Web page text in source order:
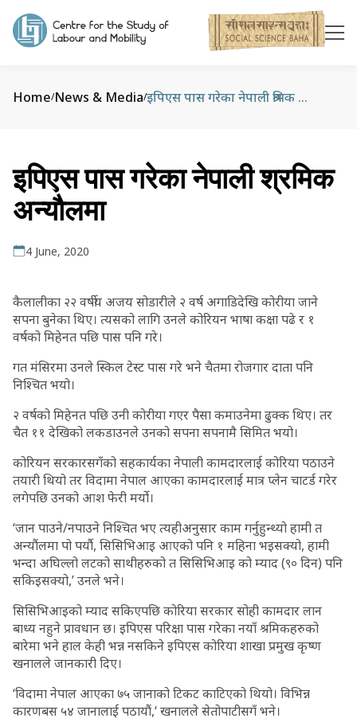
Home/News & Media/ इपिएस पास गरेका नेपाली श्रमिक अन्यौलमा
इपिएस पास गरेका नेपाली श्रमिक
अन्यौलमा
4 June, 2020
कैलालीका २२ वर्षीय अजय सोडारीले २ वर्ष अगाडिदेखि कोरीया जाने
सपना बुनेका थिए। त्यसको लागि उनले कोरियन भाषा कक्षा पढे र १
वर्षको मिहेनत पछि पास पनि गरे।
गत मंसिरमा उनले स्किल टेस्ट पास गरे भने चैतमा रोजगार दाता पनि
निश्चित भयो।
२ वर्षको मिहेनत पछि उनी कोरीया गएर पैसा कमाउनेमा ढुक्क थिए। तर
चैत ११ देखिको लकडाउनले उनको सपना सपनामै सिमित भयो।
कोरियन सरकारसगँको सहकार्यका नेपाली कामदारलाई कोरिया पठाउने
तयारी थियो तर विदामा नेपाल आएका कामदारलाई मात्र प्लेन चाटर्ड गरेर
लगेपछि उनको आश फेरी मर्यो।
‘जान पाउने/नपाउने निश्चित भए त्यहीअनुसार काम गर्नुहुन्थ्यो हामी त
अन्यौंलमा पो पर्याै, सिसिभिआइ आएको पनि १ महिना भइसक्यो, हामी
भन्दा अघिल्लो लटको साथीहरुको त सिसिभिआइ को म्याद (९० दिन) पनि
सकिइसक्यो,’ उनले भने।
सिसिभिआइको म्याद सकिएपछि कोरिया सरकार सोही कामदार लान
बाध्य नहुने प्रावधान छ। इपिएस परिक्षा पास गरेका नयाँ श्रमिकहरुको
बारेमा भने हाल केही भन्न नसकिने इपिएस कोरिया शाखा प्रमुख कृष्ण
खनालले जानकारी दिए।
‘विदामा नेपाल आएका ७५ जानाको टिकट काटिएको थियो। विभिन्न
कारणबस ५४ जानालाई पठायौं,‘ खनालले सेतोपाटीसगँ भने।